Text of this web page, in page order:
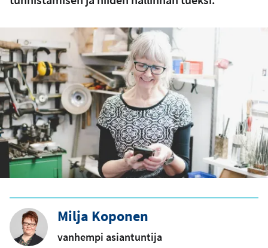
Milja Koponen
vanhempi asiantuntija